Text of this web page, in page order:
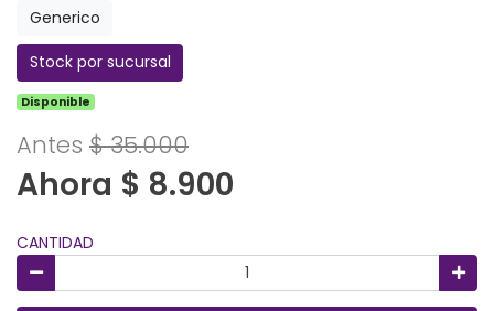
Generico
Stock por sucursal
Disponible
Antes $ 35.000
Ahora $ 8.900
CANTIDAD